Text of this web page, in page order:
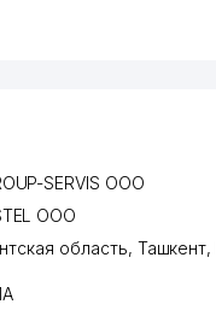
SERVIS ООО
ООО
область, Ташкент,